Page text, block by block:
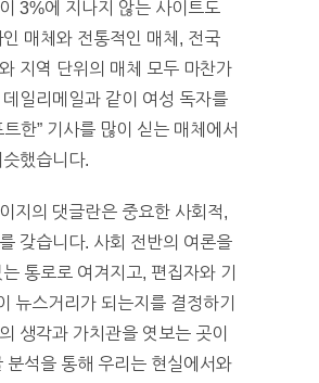
3%에 지나지 않는 사이트도
매체와 전통적인 매체, 전국
지역 단위의 매체 모두 마찬가
일리메일과 같이 여성 독자를
트한” 기사를 많이 싣는 매체에서
했습니다.
지의 댓글란은 중요한 사회적,
갖습니다. 사회 전반의 여론을
통로로 여겨지고, 편집자와 기
뉴스거리가 되는지를 결정하기
생각과 가치관을 엿보는 곳이
분석을 통해 우리는 현실에서와